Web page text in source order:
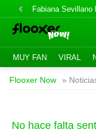
Fabiana Sevillano
MUY FAN VIRAL
Flooxer Now »
No hace falta